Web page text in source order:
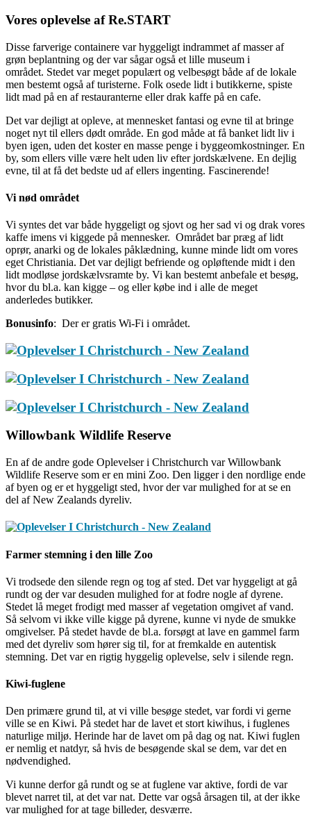
Vores oplevelse af Re.START
Disse farverige containere var hyggeligt indrammet af masser af
grøn beplantning og der var sågar også et lille museum i
området. Stedet var meget populært og velbesøgt både af de lokale
men bestemt også af turisterne. Folk osede lidt i butikkerne, spiste
lidt mad på en af restauranterne eller drak kaffe på en cafe.
Det var dejligt at opleve, at mennesket fantasi og evne til at bringe
noget nyt til ellers dødt område. En god måde at få banket lidt liv i
byen igen, uden det koster en masse penge i byggeomkostninger. En
by, som ellers ville være helt uden liv efter jordskælvene. En dejlig
evne, til at få det bedste ud af ellers ingenting. Fascinerende!
Vi nød området
Vi syntes det var både hyggeligt og sjovt og her sad vi og drak vores
kaffe imens vi kiggede på mennesker. Området bar præg af lidt
oprør, anarki og de lokales påklædning, kunne minde lidt om vores
eget Christiania. Det var dejligt befriende og opløftende midt i den
lidt modløse jordskælvsramte by. Vi kan bestemt anbefale et besøg,
hvor du bl.a. kan kigge – og eller købe ind i alle de meget
anderledes butikker.
Bonusinfo: Der er gratis Wi-Fi i området.
Willowbank Wildlife Reserve
En af de andre gode Oplevelser i Christchurch var Willowbank
Wildlife Reserve som er en mini Zoo. Den ligger i den nordlige ende
af byen og er et hyggeligt sted, hvor der var mulighed for at se en
del af New Zealands dyreliv.
Farmer stemning i den lille Zoo
Vi trodsede den silende regn og tog af sted. Det var hyggeligt at gå
rundt og der var desuden mulighed for at fodre nogle af dyrene.
Stedet lå meget frodigt med masser af vegetation omgivet af vand.
Så selvom vi ikke ville kigge på dyrene, kunne vi nyde de smukke
omgivelser. På stedet havde de bl.a. forsøgt at lave en gammel farm
med det dyreliv som hører sig til, for at fremkalde en autentisk
stemning. Det var en rigtig hyggelig oplevelse, selv i silende regn.
Kiwi-fuglene
Den primære grund til, at vi ville besøge stedet, var fordi vi gerne
ville se en Kiwi. På stedet har de lavet et stort kiwihus, i fuglenes
naturlige miljø. Herinde har de lavet om på dag og nat. Kiwi fuglen
er nemlig et natdyr, så hvis de besøgende skal se dem, var det en
nødvendighed.
Vi kunne derfor gå rundt og se at fuglene var aktive, fordi de var
blevet narret til, at det var nat. Dette var også årsagen til, at der ikke
var mulighed for at tage billeder, desværre.